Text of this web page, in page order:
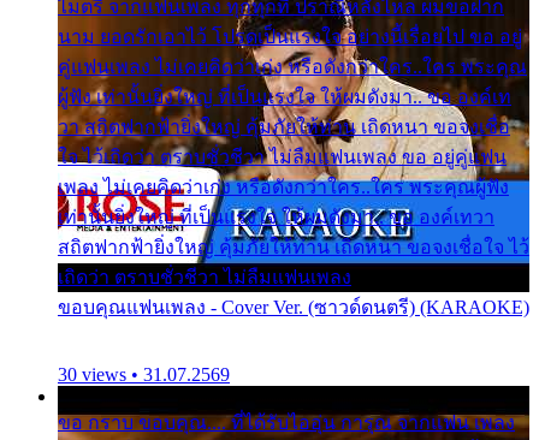
ไมตรี จากแฟนเพลง ทุกทุกที่ ปราณีหลั่งไหล ผมขอฝาก
นาม ยอดรักเอาไว้ โปรดเป็นแรงใจ อย่างนี้เรื่อยไป ขอ อยู่
คู่แฟนเพลง ไม่เคยคิดว่าเก่ง หรือดังกว่าใคร..ใคร พระคุณ
ผู้ฟัง เท่านั้นยิ่งใหญ่ ที่เป็นแรงใจ ให้ผมดังมา.. ขอ องค์เท
วา สถิตฟากฟ้ายิ่งใหญ่ คุ้มภัยให้ท่าน เถิดหนา ขอจงเชื่อ
ใจ ไว้เถิดว่า ตราบชั่วชีวา ไม่ลืมแฟนเพลง ขอ อยู่คู่แฟน
เพลง ไม่เคยคิดว่าเก่ง หรือดังกว่าใคร..ใคร พระคุณผู้ฟัง
เท่านั้นยิ่งใหญ่ ที่เป็นแรงใจ ให้ผมดังมา.. ขอ องค์เทวา
สถิตฟากฟ้ายิ่งใหญ่ คุ้มภัยให้ท่าน เถิดหนา ขอจงเชื่อใจ ไว้
เถิดว่า ตราบชั่วชีวา ไม่ลืมแฟนเพลง
ขอบคุณแฟนเพลง - Cover Ver. (ซาวด์ดนตรี) (KARAOKE)
30 views • 31.07.2569
ขอ กราบ ขอบคุณ.... ที่ได้รับไออุ่น การุณ จากแฟน เพลง